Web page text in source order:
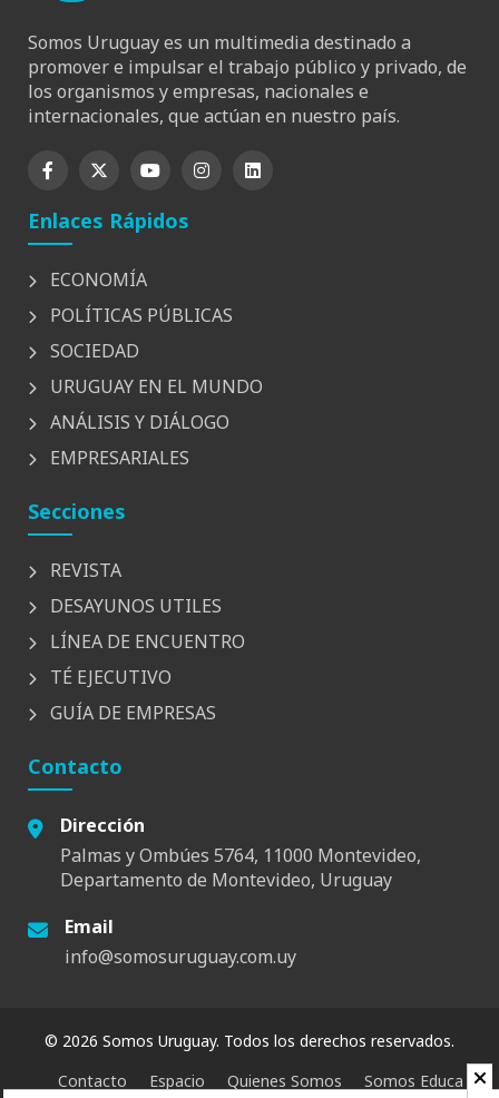
Somos Uruguay es un multimedia destinado a
promover e impulsar el trabajo público y privado, de
los organismos y empresas, nacionales e
internacionales, que actúan en nuestro país.
Enlaces Rápidos
ECONOMÍA
POLÍTICAS PÚBLICAS
SOCIEDAD
URUGUAY EN EL MUNDO
ANÁLISIS Y DIÁLOGO
EMPRESARIALES
Secciones
REVISTA
DESAYUNOS UTILES
LÍNEA DE ENCUENTRO
TÉ EJECUTIVO
GUÍA DE EMPRESAS
Contacto
Dirección
Palmas y Ombúes 5764, 11000 Montevideo,
Departamento de Montevideo, Uruguay
Email
info@somosuruguay.com.uy
© 2026 Somos Uruguay. Todos los derechos reservados.
Contacto
Espacio Quienes Somos Somos Educa